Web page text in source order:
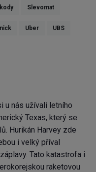
Slevomat
Uber UBS
u nás užívali letního
Texas, který se
Hurikán Harvey zde
i velký příval
Tato katastrofa i
raketovou